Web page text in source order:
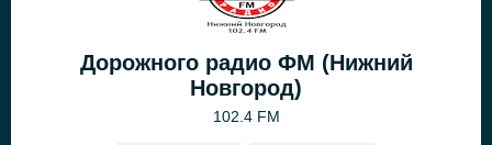
Дорожного радио ФМ (Нижний
Новгород)
102.4 FM